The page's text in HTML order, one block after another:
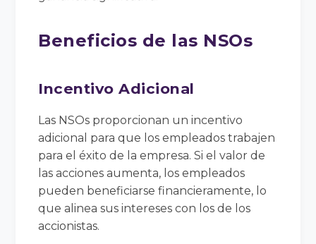
Beneficios de las NSOs
Incentivo Adicional
Las NSOs proporcionan un incentivo
adicional para que los empleados trabajen
para el éxito de la empresa. Si el valor de
las acciones aumenta, los empleados
pueden beneficiarse financieramente, lo
que alinea sus intereses con los de los
accionistas.